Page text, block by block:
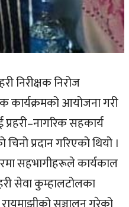
निरीक्षक निरोज
कार्यक्रमको आयोजना गरी
प्रहरी–नागरिक सहकार्य
प्रदान गरिएको थियो ।
सहभागीहरूले कार्यकाल
सेवा कुम्हालटोलका